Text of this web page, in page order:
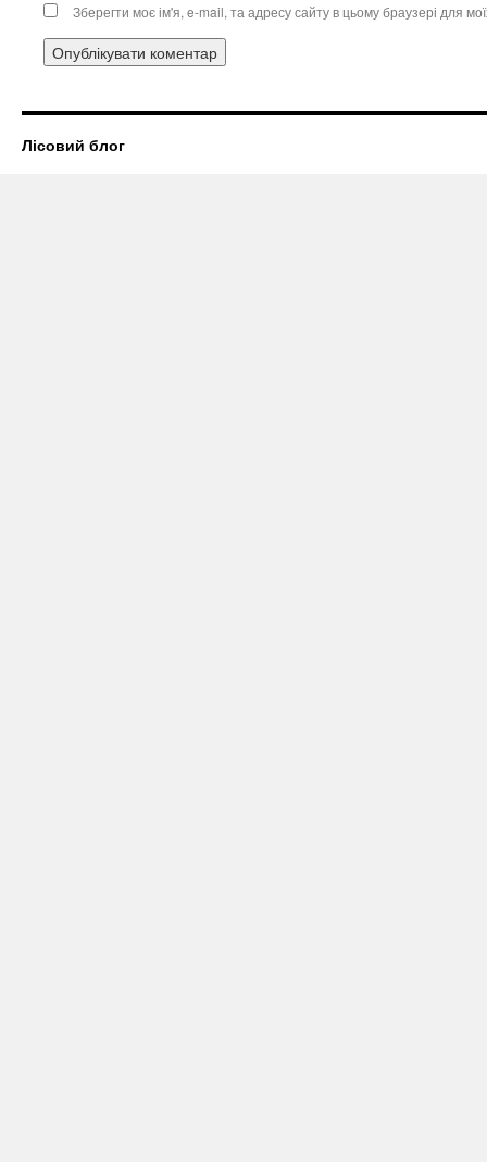
Зберегти моє ім'я, e-mail, та адресу сайту в цьому браузері для
Лісовий блог